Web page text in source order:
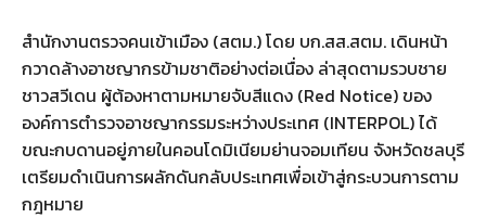
สำนักงานตรวจคนเข้าเมือง (สตม.) โดย บก.สส.สตม. เดินหน้า
กวาดล้างอาชญากรข้ามชาติอย่างต่อเนื่อง ล่าสุดตามรวบชาย
ชาวสวีเดน ผู้ต้องหาตามหมายจับสีแดง (Red Notice) ของ
องค์การตำรวจอาชญากรรมระหว่างประเทศ (INTERPOL) ได้
ขณะกบดานอยู่ภายในคอนโดมิเนียมย่านจอมเทียน จังหวัดชลบุรี
เตรียมดำเนินการผลักดันกลับประเทศเพื่อเข้าสู่กระบวนการตาม
กฎหมาย